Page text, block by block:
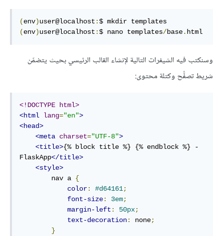
(env)user@localhost :
(env)user@localhost :$ nano templates/base. html
وسنكتب فيه الشيفرات التالية لإنشاء القالب الرئيسي بحيث يتضمّن
شريط تصفُّح وكتلة محتوى:
<!DOCTYPE html>
<html lang="en">
<head>
<meta charset="UTF-8">
<title>{% block title %} {% endblock %} -
FlaskApp</title>
<style>
        nav a
{
color: #d64161;
font-size: 3em;
margin-left : 50px;
text-decoration: none;
}